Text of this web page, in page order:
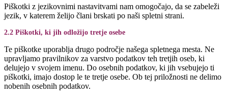
Piškotki z jezikovnimi nastavitvami nam omogočajo, da se zabeleži
jezik, v katerem želijo člani brskati po naši spletni strani.
2.2 Piškotki, ki jih odložijo tretje osebe
Te piškotke uporablja drugo področje našega spletnega mesta. Ne
upravljamo pravilnikov za varstvo podatkov teh tretjih oseb, ki
delujejo v svojem imenu. Do osebnih podatkov, ki jih vsebujejo ti
piškotki, imajo dostop le te tretje osebe. Ob tej priložnosti ne delimo
nobenih osebnih podatkov.